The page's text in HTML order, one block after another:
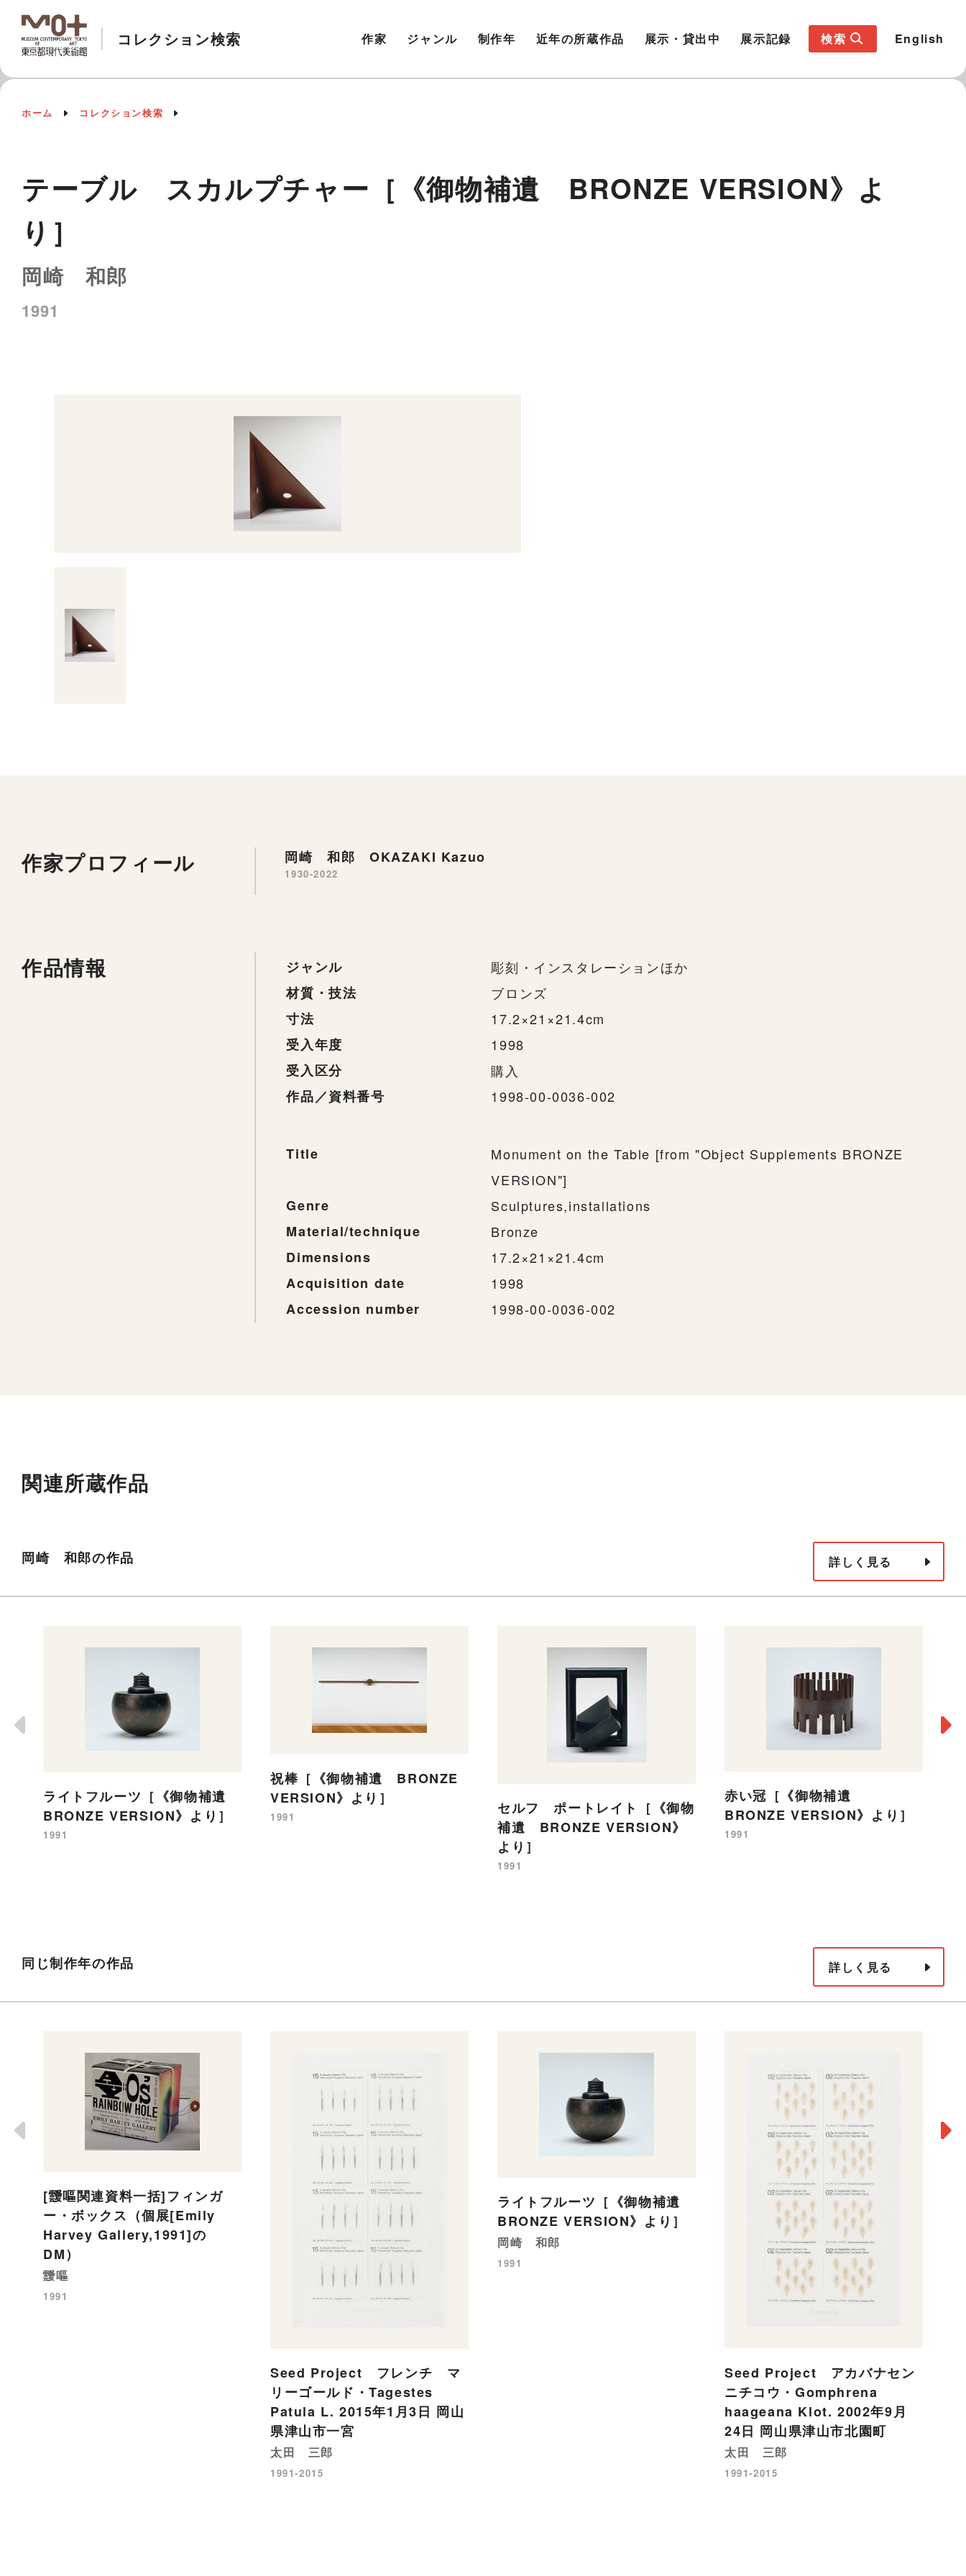
コレクション検索 作家 ジャンル 制作年 近年の所蔵作品 展示・貸出中 展示記録 検索 English
ホーム コレクション検索
テーブル スカルプチャー［《御物補遺 BRONZE VERSION》よ
り］
岡崎 和郎
1991
作家プロフィール 岡崎 和郎 OKAZAKI Kazuo
1930-2022
作品情報 ジャンル
彫刻・インスタレーションほか
材質・技法
ブロンズ
寸法
17.2×21×21.4cm
受入年度
1998
受入区分
購入
作品／資料番号
1998-00-0036-002
Title
Monument on the Table [from "Object Supplements BRONZE
VERSION"]
Genre
Sculptures,installations
Material/technique
Bronze
Dimensions
17.2×21×21.4cm
Acquisition date
1998
Accession number
1998-00-0036-002
関連所蔵作品
岡崎 和郎の作品 詳しく見る
ライトフルーツ［《御物補遺
BRONZE VERSION》より］
1991
祝棒［《御物補遺 BRONZE
VERSION》より］
1991
セルフ ポートレイト［《御物
補遺 BRONZE VERSION》
より］
1991
赤い冠［《御物補遺
BRONZE VERSION》より］
1991
同じ制作年の作品 詳しく見る
[靉嘔関連資料一括]フィンガ
ー・ボックス（個展[Emily
Harvey Gallery,1991]の
DM）
靉嘔
1991
Seed Project フレンチ マ
リーゴールド・Tagestes
Patula L. 2015年1月3日 岡山
県津山市一宮
太田 三郎
1991-2015
ライトフルーツ［《御物補遺
BRONZE VERSION》より］
岡崎 和郎
1991
Seed Project アカバナセン
ニチコウ・Gomphrena
haageana Klot. 2002年9月
24日 岡山県津山市北園町
太田 三郎
1991-2015